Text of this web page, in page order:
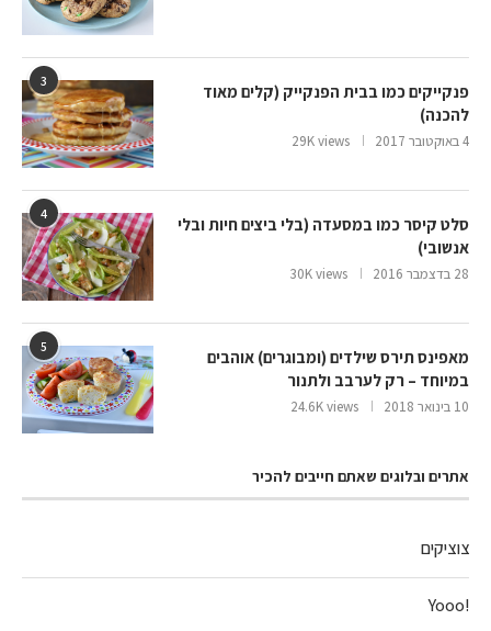
3
פנקייקים כמו בבית הפנקייק (קלים מאוד
להכנה)
4 באוקטובר 2017 29K views
4
סלט קיסר כמו במסעדה (בלי ביצים חיות ובלי
אנשובי)
28 בדצמבר 2016 30K views
5
מאפינס תירס שילדים (ומבוגרים) אוהבים
במיוחד – רק לערבב ולתנור
10 בינואר 2018 24.6K views
אתרים ובלוגים שאתם חייבים להכיר
צוציקים
!Yooo